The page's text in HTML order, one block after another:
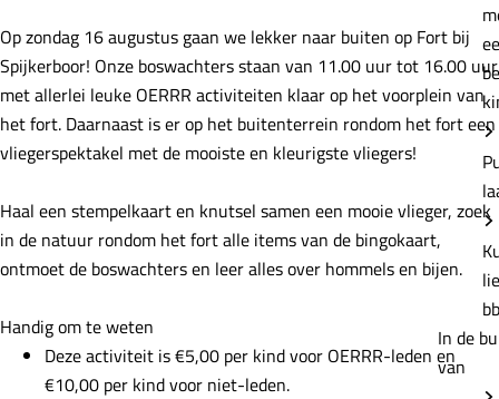
In de
van
Op zondag 16 augustus gaan we lekker naar buiten op Fort bij
Spijkerboor! Onze boswachters staan van 11.00 uur tot 16.00 uur
met allerlei leuke OERRR activiteiten klaar op het voorplein van
het fort. Daarnaast is er op het buitenterrein rondom het fort een
vliegerspektakel met de mooiste en kleurigste vliegers!
Haal een stempelkaart en knutsel samen een mooie vlieger, zoek
in de natuur rondom het fort alle items van de bingokaart,
ontmoet de boswachters en leer alles over hommels en bijen.
Handig om te weten
Deze activiteit is €5,00 per kind voor OERRR-leden en
€10,00 per kind voor niet-leden.